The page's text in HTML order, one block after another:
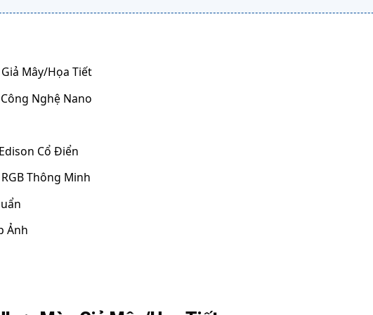
Mây/Họa Tiết
Nghệ Nano
Cổ Điển
Thông Minh
Ảnh